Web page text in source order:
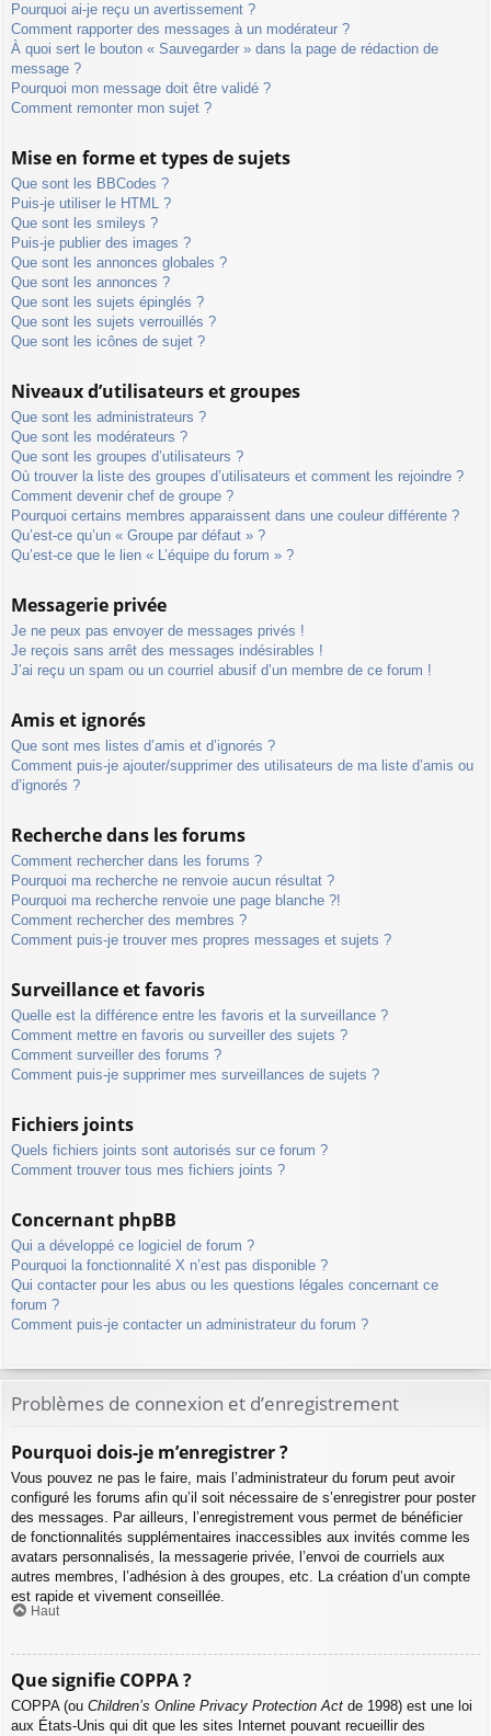
Pourquoi ai-je reçu un avertissement ?
Comment rapporter des messages à un modérateur ?
À quoi sert le bouton « Sauvegarder » dans la page de rédaction de
message ?
Pourquoi mon message doit être validé ?
Comment remonter mon sujet ?
Mise en forme et types de sujets
Que sont les BBCodes ?
Puis-je utiliser le HTML ?
Que sont les smileys ?
Puis-je publier des images ?
Que sont les annonces globales ?
Que sont les annonces ?
Que sont les sujets épinglés ?
Que sont les sujets verrouillés ?
Que sont les icônes de sujet ?
Niveaux d’utilisateurs et groupes
Que sont les administrateurs ?
Que sont les modérateurs ?
Que sont les groupes d’utilisateurs ?
Où trouver la liste des groupes d’utilisateurs et comment les rejoindre ?
Comment devenir chef de groupe ?
Pourquoi certains membres apparaissent dans une couleur différente ?
Qu’est-ce qu’un « Groupe par défaut » ?
Qu’est-ce que le lien « L’équipe du forum » ?
Messagerie privée
Je ne peux pas envoyer de messages privés !
Je reçois sans arrêt des messages indésirables !
J’ai reçu un spam ou un courriel abusif d’un membre de ce forum !
Amis et ignorés
Que sont mes listes d’amis et d’ignorés ?
Comment puis-je ajouter/supprimer des utilisateurs de ma liste d’amis ou
d’ignorés ?
Recherche dans les forums
Comment rechercher dans les forums ?
Pourquoi ma recherche ne renvoie aucun résultat ?
Pourquoi ma recherche renvoie une page blanche ?!
Comment rechercher des membres ?
Comment puis-je trouver mes propres messages et sujets ?
Surveillance et favoris
Quelle est la différence entre les favoris et la surveillance ?
Comment mettre en favoris ou surveiller des sujets ?
Comment surveiller des forums ?
Comment puis-je supprimer mes surveillances de sujets ?
Fichiers joints
Quels fichiers joints sont autorisés sur ce forum ?
Comment trouver tous mes fichiers joints ?
Concernant phpBB
Qui a développé ce logiciel de forum ?
Pourquoi la fonctionnalité X n’est pas disponible ?
Qui contacter pour les abus ou les questions légales concernant ce
forum ?
Comment puis-je contacter un administrateur du forum ?
Problèmes de connexion et d’enregistrement
Pourquoi dois-je m’enregistrer ?
Vous pouvez ne pas le faire, mais l’administrateur du forum peut avoir
configuré les forums afin qu’il soit nécessaire de s’enregistrer pour poster
des messages. Par ailleurs, l’enregistrement vous permet de bénéficier
de fonctionnalités supplémentaires inaccessibles aux invités comme les
avatars personnalisés, la messagerie privée, l’envoi de courriels aux
autres membres, l’adhésion à des groupes, etc. La création d’un compte
est rapide et vivement conseillée.
Haut
Que signifie COPPA ?
COPPA (ou Children’s Online Privacy Protection Act de 1998) est une loi
aux États-Unis qui dit que les sites Internet pouvant recueillir des